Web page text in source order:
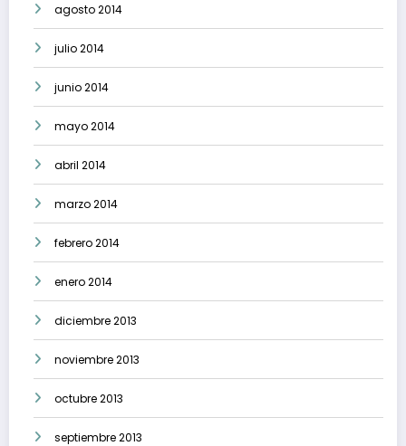
agosto 2014
julio 2014
junio 2014
mayo 2014
abril 2014
marzo 2014
febrero 2014
enero 2014
diciembre 2013
noviembre 2013
octubre 2013
septiembre 2013